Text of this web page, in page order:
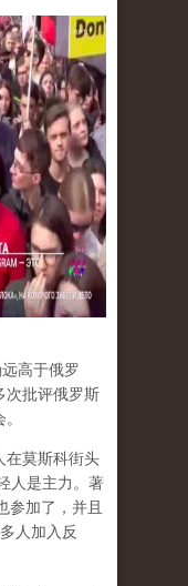
高于俄罗
次批评俄罗斯
在莫斯科街头
人是主力。著
参加了，并且
人加入反